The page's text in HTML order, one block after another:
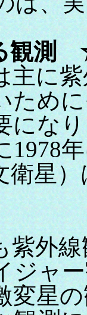
観測
に紫
ため
にな
1978
衛星
外線
ジャ
変星